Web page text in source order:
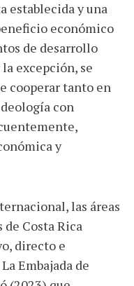
establecida y una
económico
de desarrollo
excepción, se
cooperar tanto en
con
y
las áreas
Costa Rica
directo e
Embajada de